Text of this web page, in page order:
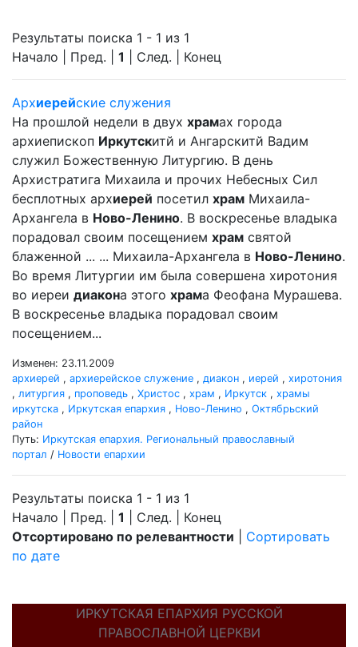
Результаты поиска 1 - 1 из 1
Начало | Пред. | 1 | След. | Конец
Архиерейские служения
На прошлой недели в двух храмах города
архиепископ Иркутскитй и Ангарскитй Вадим
служил Божественную Литургию. В день
Архистратига Михаила и прочих Небесных Сил
бесплотных архиерей посетил храм Михаила-
Архангела в Ново-Ленино. В воскресенье владыка
порадовал своим посещением храм святой
блаженной ... ... Михаила-Архангела в Ново-Ленино.
Во время Литургии им была совершена хиротония
во иереи диакона этого храма Феофана Мурашева.
В воскресенье владыка порадовал своим
посещением...
Изменен: 23.11.2009
архиерей , архиерейское служение , диакон , иерей , хиротония
, литургия , проповедь , Христос , храм , Иркутск , храмы
иркутска , Иркутская епархия , Ново-Ленино , Октябрьский
район
Путь: Иркутская епархия. Региональный православный
портал / Новости епархии
Результаты поиска 1 - 1 из 1
Начало | Пред. | 1 | След. | Конец
Отсортировано по релевантности
Сортировать
по дате
ИРКУТСКАЯ ЕПАРХИЯ РУССКОЙ
ПРАВОСЛАВНОЙ ЦЕРКВИ